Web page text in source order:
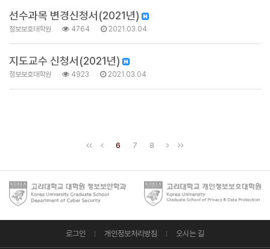
선수과목 변경신청서(2021년)
정보보호대학원 4764 2021.03.04
지도교수 신청서(2021년)
정보보호대학원 4923 2021.03.04
6 7 8
로그인 개인정보처리방침 오시는 길